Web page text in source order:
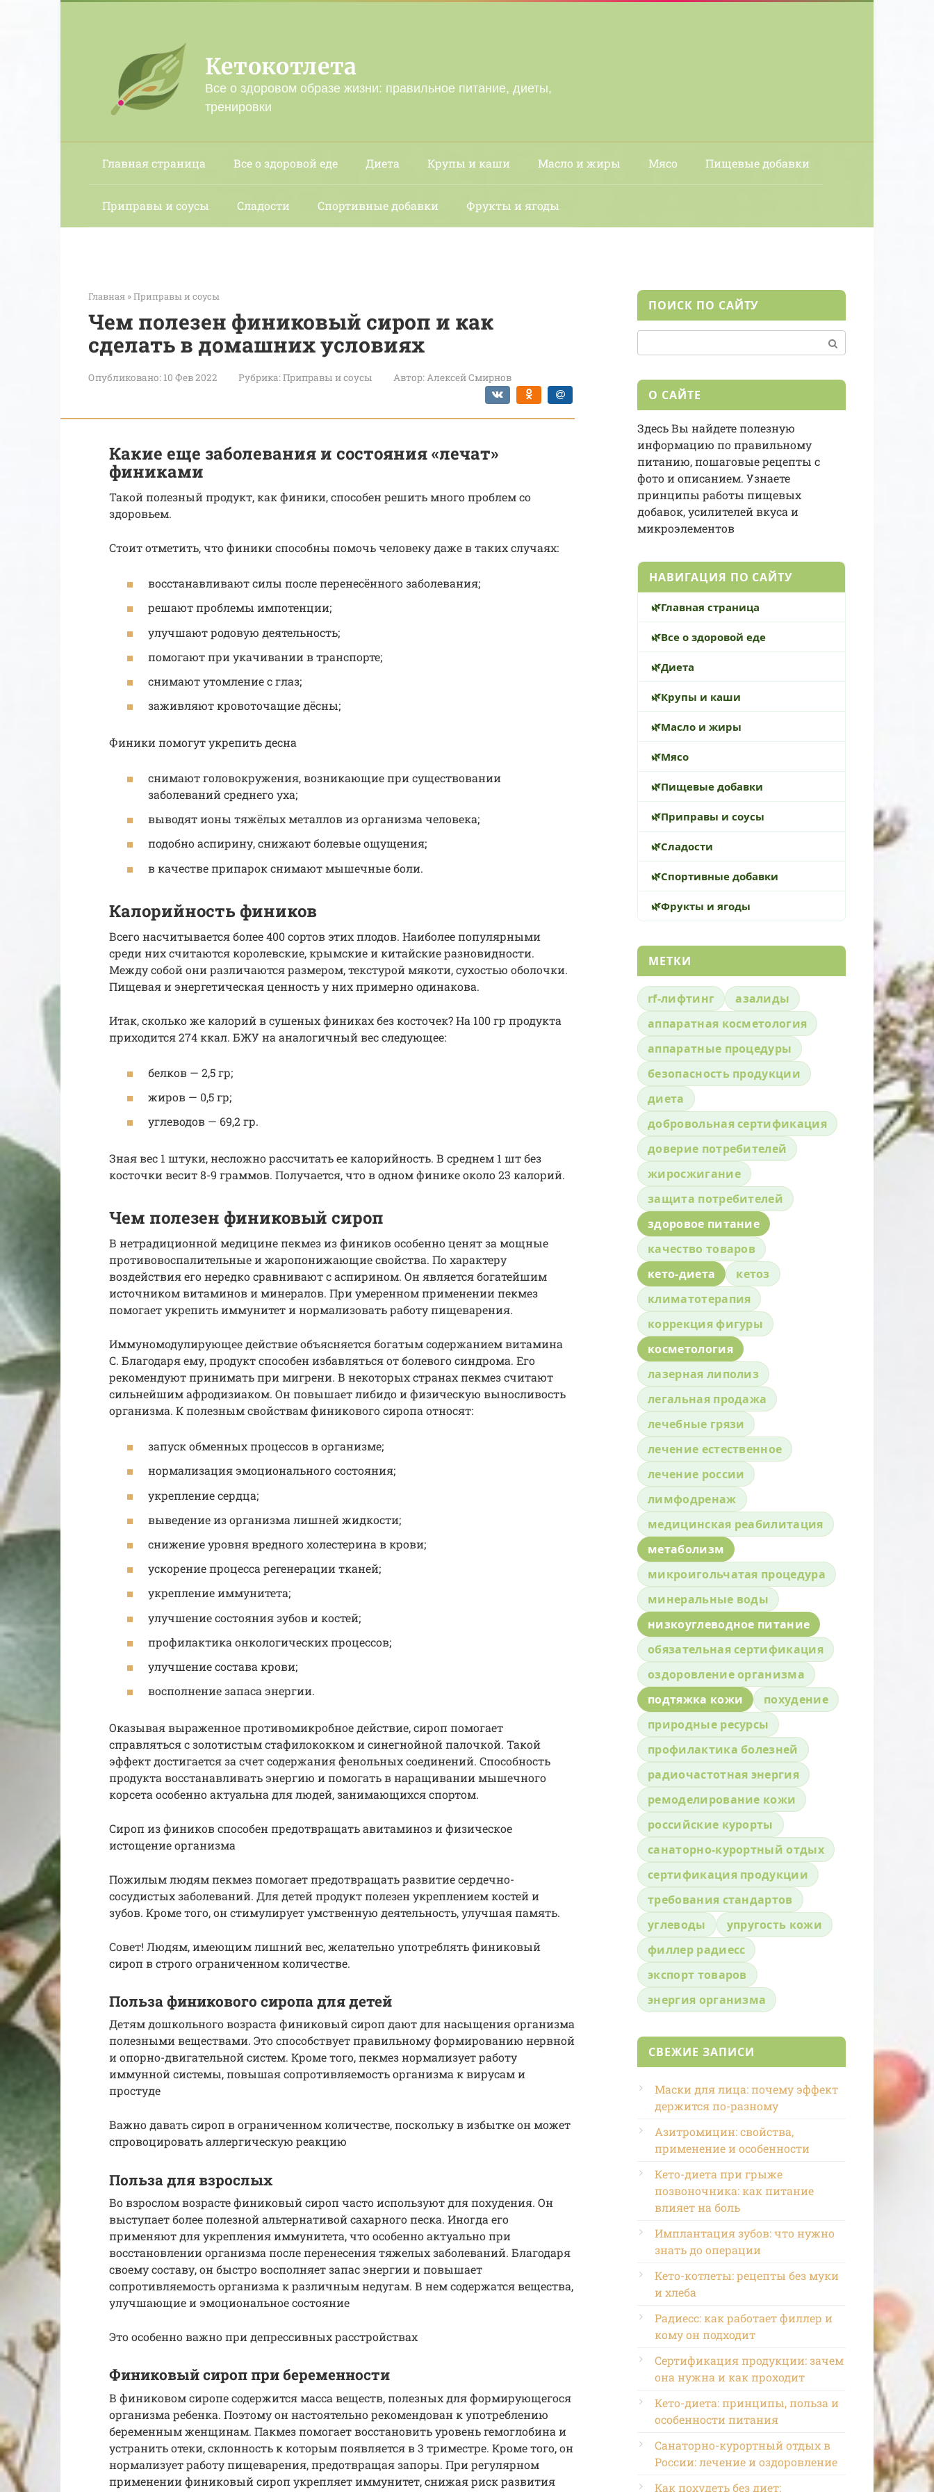
Кетокотлета
Все о здоровом образе жизни: правильное питание, диеты,
тренировки
Главная страница Все о здоровой еде Диета Крупы и каши Масло и жиры Мясо Пищевые добавки
Приправы и соусы Сладости Спортивные добавки Фрукты и ягоды
Главная »Приправы и соусы
Чем полезен финиковый сироп и как
сделать в домашних условиях
Опубликовано: 10 Фев 2022 Рубрика:Приправы и соусы Автор:Алексей Смирнов
Какие еще заболевания и состояния «лечат»
финиками
Такой полезный продукт, как финики, способен решить много проблем со
здоровьем.
Стоит отметить, что финики способны помочь человеку даже в таких случаях:
восстанавливают силы после перенесённого заболевания;
решают проблемы импотенции;
улучшают родовую деятельность;
помогают при укачивании в транспорте;
снимают утомление с глаз;
заживляют кровоточащие дёсны;
Финики помогут укрепить десна
снимают головокружения, возникающие при существовании
заболеваний среднего уха;
выводят ионы тяжёлых металлов из организма человека;
подобно аспирину, снижают болевые ощущения;
в качестве припарок снимают мышечные боли.
Калорийность фиников
Всего насчитывается более 400 сортов этих плодов. Наиболее популярными
среди них считаются королевские, крымские и китайские разновидности.
Между собой они различаются размером, текстурой мякоти, сухостью оболочки.
Пищевая и энергетическая ценность у них примерно одинакова.
Итак, сколько же калорий в сушеных финиках без косточек? На 100 гр продукта
приходится 274 ккал. БЖУ на аналогичный вес следующее:
белков — 2,5 гр;
жиров — 0,5 гр;
углеводов — 69,2 гр.
Зная вес 1 штуки, несложно рассчитать ее калорийность. В среднем 1 шт без
косточки весит 8-9 граммов. Получается, что в одном финике около 23 калорий.
Чем полезен финиковый сироп
В нетрадиционной медицине пекмез из фиников особенно ценят за мощные
противовоспалительные и жаропонижающие свойства. По характеру
воздействия его нередко сравнивают с аспирином. Он является богатейшим
источником витаминов и минералов. При умеренном применении пекмез
помогает укрепить иммунитет и нормализовать работу пищеварения.
Иммуномодулирующее действие объясняется богатым содержанием витамина
C. Благодаря ему, продукт способен избавляться от болевого синдрома. Его
рекомендуют принимать при мигрени. В некоторых странах пекмез считают
сильнейшим афродизиаком. Он повышает либидо и физическую выносливость
организма. К полезным свойствам финикового сиропа относят:
запуск обменных процессов в организме;
нормализация эмоционального состояния;
укрепление сердца;
выведение из организма лишней жидкости;
снижение уровня вредного холестерина в крови;
ускорение процесса регенерации тканей;
укрепление иммунитета;
улучшение состояния зубов и костей;
профилактика онкологических процессов;
улучшение состава крови;
восполнение запаса энергии.
Оказывая выраженное противомикробное действие, сироп помогает
справляться с золотистым стафилококком и синегнойной палочкой. Такой
эффект достигается за счет содержания фенольных соединений. Способность
продукта восстанавливать энергию и помогать в наращивании мышечного
корсета особенно актуальна для людей, занимающихся спортом.
Сироп из фиников способен предотвращать авитаминоз и физическое
истощение организма
Пожилым людям пекмез помогает предотвращать развитие сердечно-
сосудистых заболеваний. Для детей продукт полезен укреплением костей и
зубов. Кроме того, он стимулирует умственную деятельность, улучшая память.
Совет! Людям, имеющим лишний вес, желательно употреблять финиковый
сироп в строго ограниченном количестве.
Польза финикового сиропа для детей
Детям дошкольного возраста финиковый сироп дают для насыщения организма
полезными веществами. Это способствует правильному формированию нервной
и опорно-двигательной систем. Кроме того, пекмез нормализует работу
иммунной системы, повышая сопротивляемость организма к вирусам и
простуде
Важно давать сироп в ограниченном количестве, поскольку в избытке он может
спровоцировать аллергическую реакцию
Польза для взрослых
Во взрослом возрасте финиковый сироп часто используют для похудения. Он
выступает более полезной альтернативой сахарного песка. Иногда его
применяют для укрепления иммунитета, что особенно актуально при
восстановлении организма после перенесения тяжелых заболеваний. Благодаря
своему составу, он быстро восполняет запас энергии и повышает
сопротивляемость организма к различным недугам. В нем содержатся вещества,
улучшающие и эмоциональное состояние
Это особенно важно при депрессивных расстройствах
Финиковый сироп при беременности
В финиковом сиропе содержится масса веществ, полезных для формирующегося
организма ребенка. Поэтому он настоятельно рекомендован к употреблению
беременным женщинам. Пакмез помогает восстановить уровень гемоглобина и
устранить отеки, склонность к которым появляется в 3 триместре. Кроме того, он
нормализует работу пищеварения, предотвращая запоры. При регулярном
применении финиковый сироп укрепляет иммунитет, снижая риск развития
ПОИСК ПО САЙТУ
О САЙТЕ
Здесь Вы найдете полезную
информацию по правильному
питанию, пошаговые рецепты с
фото и описанием. Узнаете
принципы работы пищевых
добавок, усилителей вкуса и
микроэлементов
НАВИГАЦИЯ ПО САЙТУ
Главная страница
Все о здоровой еде
Диета
Крупы и каши
Масло и жиры
Мясо
Пищевые добавки
Приправы и соусы
Сладости
Спортивные добавки
Фрукты и ягоды
МЕТКИ
rf-лифтинг
азалиды
аппаратная косметология
аппаратные процедуры
безопасность продукции
диета
добровольная сертификация
доверие потребителей
жиросжигание
защита потребителей
здоровое питание
качество товаров
кето-диета
кетоз
климатотерапия
коррекция фигуры
косметология
лазерная липолиз
легальная продажа
лечебные грязи
лечение естественное
лечение россии
лимфодренаж
медицинская реабилитация
метаболизм
микроигольчатая процедура
минеральные воды
низкоуглеводное питание
обязательная сертификация
оздоровление организма
подтяжка кожи
похудение
природные ресурсы
профилактика болезней
радиочастотная энергия
ремоделирование кожи
российские курорты
санаторно-курортный отдых
сертификация продукции
требования стандартов
углеводы
упругость кожи
филлер радиесс
экспорт товаров
энергия организма
СВЕЖИЕ ЗАПИСИ
Маски для лица: почему эффект
держится по-разному
Азитромицин: свойства,
применение и особенности
Кето-диета при грыже
позвоночника: как питание
влияет на боль
Имплантация зубов: что нужно
знать до операции
Кето-котлеты: рецепты без муки
и хлеба
Радиесс: как работает филлер и
кому он подходит
Сертификация продукции: зачем
она нужна и как проходит
Кето-диета: принципы, польза и
особенности питания
Санаторно-курортный отдых в
России: лечение и оздоровление
Как похудеть без диет: